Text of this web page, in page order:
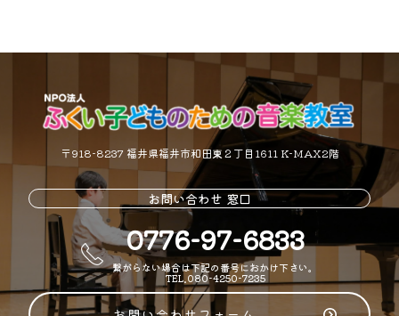
〒918-8237 福井県福井市和田東２丁目1611 K-MAX2階
お問い合わせ 窓口
0776-97-6833
繋がらない場合は下記の番号におかけ下さい。
TEL.080-4250-7235